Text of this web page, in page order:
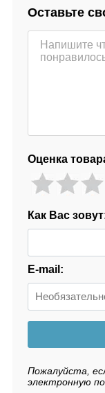
Оставьте
Оценка
Как Вас
E-mail:
Пожалуйста,
электронную